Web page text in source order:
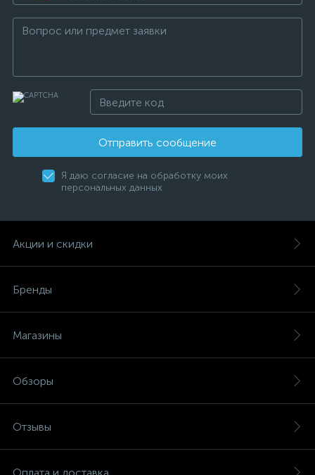
Отправить сообщение
Я даю согласие на обработку моих
персональных данных
Акции и скидки
Бренды
Магазины
Обзоры
Отзывы